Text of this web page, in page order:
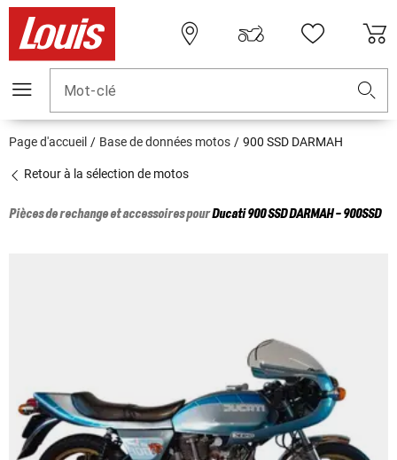
Mot-clé
Page d'accueil Base de données motos 900 SSD DARMAH
Retour à la sélection de motos
Pièces de rechange et accessoires pourDucati900 SSD DARMAH - 900SSD